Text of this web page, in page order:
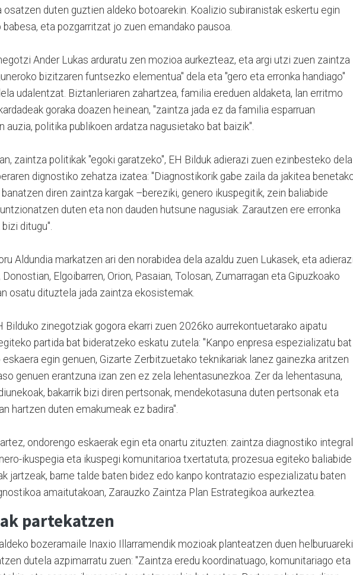
osatzen duten guztien aldeko botoarekin. Koalizio subiranistak eskertu egin
eta pozgarritzat jo zuen emandako pausoa.
Ander Lukas arduratu zen mozioa aurkezteaz, eta argi utzi zuen zaintza
bizitzaren funtsezko elementua" dela eta "gero eta erronka handiago"
udalentzat. Biztanleriaren zahartzea, familia ereduen aldaketa, lan erritmo
goraka doazen heinean, "zaintza jada ez da familia esparruan
auzia, politika publikoen ardatza nagusietako bat baizik".
zaintza politikak "egoki garatzeko", EH Bilduk adierazi zuen ezinbesteko dela
dignostiko zehatza izatea: "Diagnostikorik gabe zaila da jakitea
banatzen diren zaintza kargak –bereziki, genero ikuspegitik, zein baliabide
duten eta non dauden hutsune nagusiak. Zarautzen ere erronka
ditugu".
Aldundia markatzen ari den norabidea dela azaldu zuen Lukasek, eta
Elgoibarren, Orion, Pasaian, Tolosan, Zumarragan eta Gipuzkoako
osatu dituztela jada zaintza ekosistemak.
Bilduko zinegotziak gogora ekarri zuen 2026ko aurrekontuetarako aipatu
partida bat bideratzeko eskatu zutela: "Kanpo enpresa espezializatu bat
egin genuen, Gizarte Zerbitzuetako teknikariak lanez gainezka aritzen
genuen erantzuna izan zen ez zela lehentasunezkoa. Zer da lehentasuna,
bakarrik bizi diren pertsonak, mendekotasuna duten pertsonak eta
hartzen duten emakumeak ez badira".
ondorengo eskaerak egin eta onartu zituzten: zaintza diagnostiko integral
ikuspegia eta ikuspegi komunitarioa txertatuta; prozesua egiteko baliabide
jartzeak, barne talde baten bidez edo kanpo kontratazio espezializatu baten
amaitutakoan, Zarauzko Zaintza Plan Estrategikoa aurkeztea.
partekatzen
bozeramaile Inaxio Illarramendik mozioak planteatzen duen
dutela azpimarratu zuen: "Zaintza eredu koordinatuago, komunitariago eta